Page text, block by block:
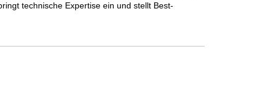
technische Expertise ein und stellt Best-